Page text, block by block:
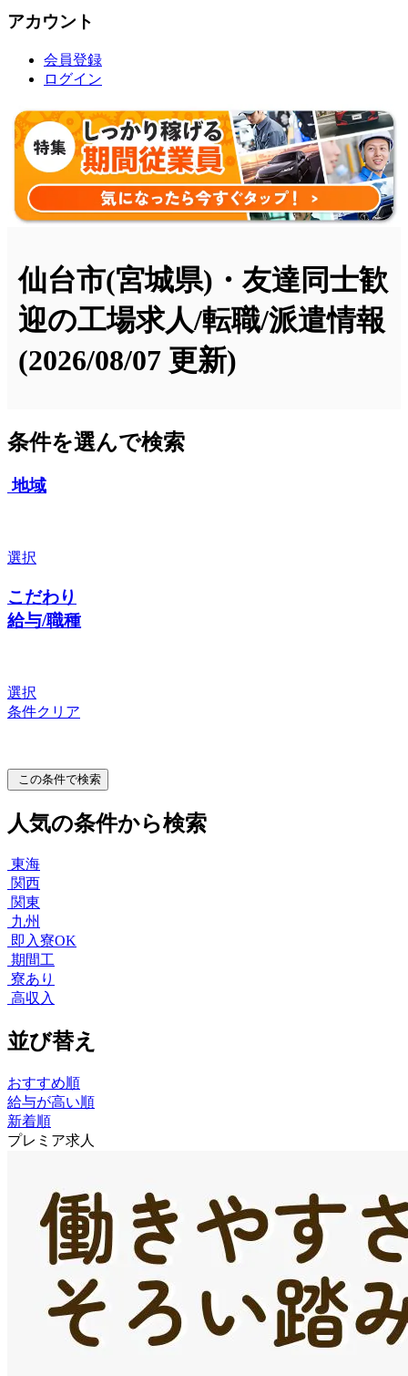
アカウント
会員登録
ログイン
仙台市(宮城県)・友達同士歓
迎の工場求人/転職/派遣情報
(2026/08/07 更新)
条件を選んで検索
地域
選択
こだわり
給与/職種
選択
条件クリア
この条件で検索
人気の条件から検索
東海
関西
関東
九州
即入寮OK
期間工
寮あり
高収入
並び替え
おすすめ順
給与が高い順
新着順
プレミア求人